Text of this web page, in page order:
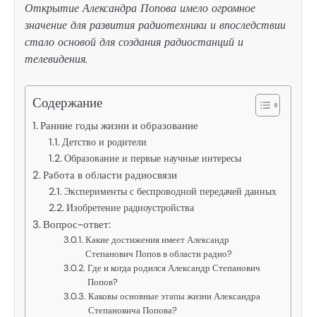
Открытие Александра Попова имело огромное
значение для развития радиотехники и впоследствии
стало основой для создания радиостанций и
телевидения.
Содержание
Ранние годы жизни и образование
Детство и родители
Образование и первые научные интересы
Работа в области радиосвязи
Эксперименты с беспроводной передачей данных
Изобретение радиоустройства
Вопрос-ответ:
Какие достижения имеет Александр
Степанович Попов в области радио?
Где и когда родился Александр Степанович
Попов?
Каковы основные этапы жизни Александра
Степановича Попова?